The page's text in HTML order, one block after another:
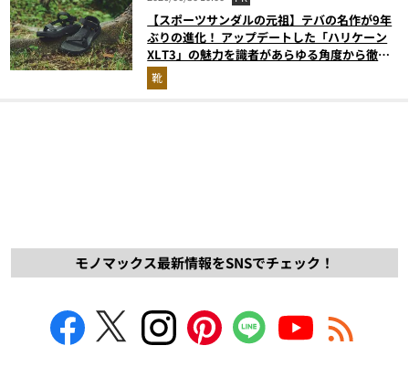
【スポーツサンダルの元祖】テバの名作が9年
ぶりの進化！ アップデートした「ハリケーン
XLT3」の魅力を識者があらゆる角度から徹底
解説！
靴
モノマックス最新情報をSNSでチェック！